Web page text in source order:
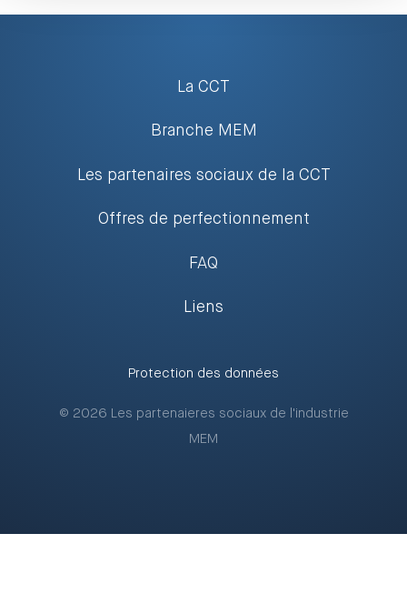
La CCT
Branche MEM
Les partenaires sociaux de la CCT
Offres de perfectionnement
FAQ
Liens
Protection des données
© 2026 Les partenaieres sociaux de l'industrie
MEM